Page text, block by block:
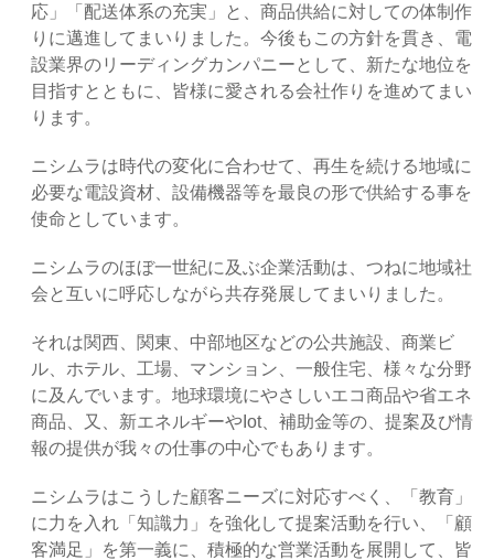
応」「配送体系の充実」と、商品供給に対しての体制作
りに邁進してまいりました。今後もこの方針を貫き、電
設業界のリーディングカンパニーとして、新たな地位を
目指すとともに、皆様に愛される会社作りを進めてまい
ります。
ニシムラは時代の変化に合わせて、再生を続ける地域に
必要な電設資材、設備機器等を最良の形で供給する事を
使命としています。
ニシムラのほぼ一世紀に及ぶ企業活動は、つねに地域社
会と互いに呼応しながら共存発展してまいりました。
それは関西、関東、中部地区などの公共施設、商業ビ
ル、ホテル、工場、マンション、一般住宅、様々な分野
に及んでいます。地球環境にやさしいエコ商品や省エネ
商品、又、新エネルギーやIot、補助金等の、提案及び情
報の提供が我々の仕事の中心でもあります。
ニシムラはこうした顧客ニーズに対応すべく、「教育」
に力を入れ「知識力」を強化して提案活動を行い、「顧
客満足」を第一義に、積極的な営業活動を展開して、皆